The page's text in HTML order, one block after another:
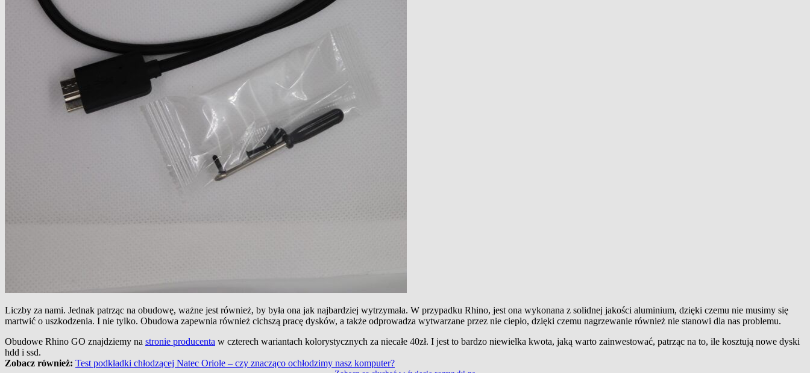
Liczby za nami. Jednak patrząc na obudowę, ważne jest również, by była ona jak najbardziej wytrzymała. W przypadku Rhino, jest ona wykonana z solidnej jakości aluminium, dzięki czemu nie musimy się
martwić o uszkodzenia. I nie tylko. Obudowa zapewnia również cichszą pracę dysków, a także odprowadza wytwarzane przez nie ciepło, dzięki czemu nagrzewanie również nie stanowi dla nas problemu.
Obudowe Rhino GO znajdziemy na stronie producenta w czterech wariantach kolorystycznych za niecałe 40zł. I jest to bardzo niewielka kwota, jaką warto zainwestować, patrząc na to, ile kosztują nowe dyski
hdd i ssd.
Zobacz również: Test podkładki chłodzącej Natec Oriole – czy znacząco ochłodzimy nasz komputer?